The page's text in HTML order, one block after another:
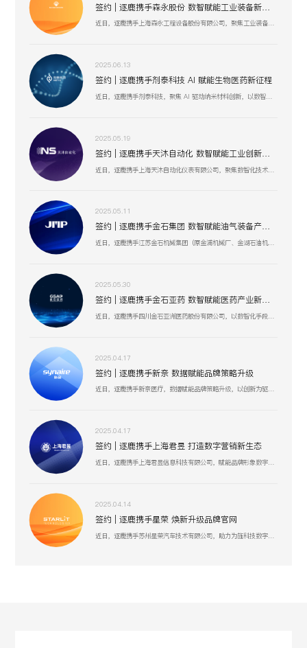
签约 | 逐鹿携手森永股份 数智赋能工业装备新生态
近日，逐鹿携手上海森永工程设备股份有限公司，聚焦工业装备数智化升级，以创新技术驱动压力容器、核电设备等业务流程优化，助力上海森永在高端装备制造、跨行业服务中突破创新，开启工业装备数智化发展新征程 。
2025.06.13
签约 | 逐鹿携手剂泰科技 AI 赋能生物医药新征程
近日，逐鹿携手剂泰科技，聚焦 AI 驱动纳米材料创新，以数智化融合助力靶向药物递送与研发技术突破，赋能剂泰科技在疾病治疗新疗法探索、AI 平台迭代升级中加速前行，共筑生物医药数智化创新生态 。
2025.05.19
签约 | 逐鹿携手天沐自动化 数智赋能工业创新生态
2025.05.11
签约 | 逐鹿携手金石集团 数智赋能油气装备产业升级
近日，逐鹿携手江苏金石机械集团（原金浦机械厂、金湖石油机械有限公司 ），以数智化技术为引擎，聚焦油气装备产业创新升级，助力金石集团在研发、生产、服务全流程提效，驱动高压油气井口装备等业务开启数智化增长新篇 。
2025.05.30
签约 | 逐鹿携手金石亚药 数智赋能医药产业新增长
近日，逐鹿携手四川金石亚洲医药股份有限公司，以数智化手段赋能医药产业升级，聚焦创新驱动与价值深挖，助力金石亚药在医药健康、新材料及机械设备等业务板块，开启高效增长、精准运营的全新阶段 。
2025.04.17
签约 | 逐鹿携手新奈 数据赋能品牌策略升级
近日，逐鹿携手新奈医疗，数据赋能品牌策略升级，以创新为驱动，以用户为中心，助力其开启品牌增长新纪元。
2025.04.17
签约 | 逐鹿携手上海君昱 打造数字营销新生态
近日，逐鹿携手上海君昱信息科技有限公司，赋能品牌形象数字化，以全新的互联网形象为品牌营销赋能。
2025.04.14
签约 | 逐鹿携手星荣 焕新升级品牌官网